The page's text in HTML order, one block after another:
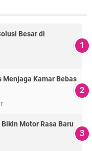
Besar di
Menjaga Kamar Bebas
Motor Rasa Baru